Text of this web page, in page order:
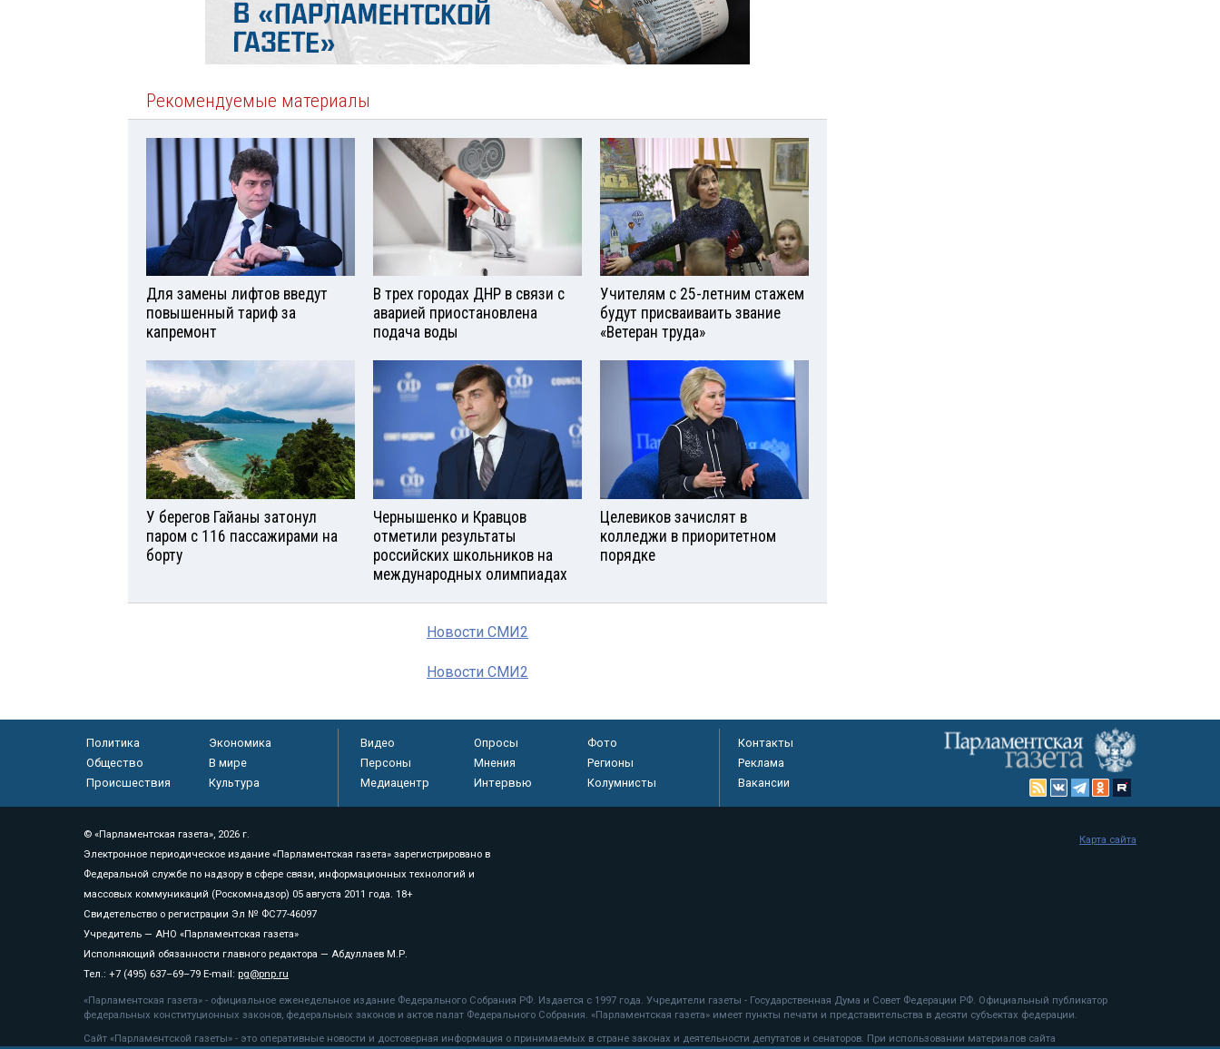
Рекомендуемые материалы
Для замены лифтов введут
повышенный тариф за
капремонт
В трех городах ДНР в связи с
аварией приостановлена
подача воды
Учителям с 25-летним стажем
будут присваиваить звание
«Ветеран труда»
У берегов Гайаны затонул
паром с 116 пассажирами на
борту
Чернышенко и Кравцов
отметили результаты
российских школьников на
международных олимпиадах
Целевиков зачислят в
колледжи в приоритетном
порядке
Новости СМИ2
Новости СМИ2
Политика
Экономика
Общество
В мире
Происшествия
Культура
Видео Опросы
Фото
Персоны
Мнения
Регионы
Медиацентр
Интервью Колумнисты
Контакты
Реклама
Вакансии
© «Парламентская газета», 2026 г.
Электронное периодическое издание «Парламентская газета» зарегистрировано в
Федеральной службе по надзору в сфере связи, информационных технологий и
массовых коммуникаций (Роскомнадзор) 05 августа 2011 года. 18+
Свидетельство о регистрации Эл № ФС77-46097
Учредитель — АНО «Парламентская газета»
Исполняющий обязанности главного редактора — Абдуллаев М.Р.
Тел.: +7 (495) 637–69–79 E-mail: pg@pnp.ru
«Парламентская газета» - официальное еженедельное издание Федерального Собрания РФ. Издается с 1997 года. Учредители газеты - Государственная Дума и Совет Федерации РФ. Официальный публикатор
федеральных конституционных законов, федеральных законов и актов палат Федерального Собрания. «Парламентская газета» имеет пункты печати и представительства в десяти субъектах федерации.
Сайт «Парламентской газеты» - это оперативные новости и достоверная информация о принимаемых в стране законах и деятельности депутатов и сенаторов. При использовании материалов сайта
Карта сайта